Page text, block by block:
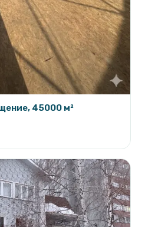
45000 м²